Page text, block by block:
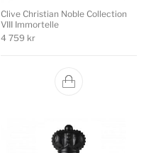
Clive Christian Noble Collection
VIII Immortelle
4 759 kr